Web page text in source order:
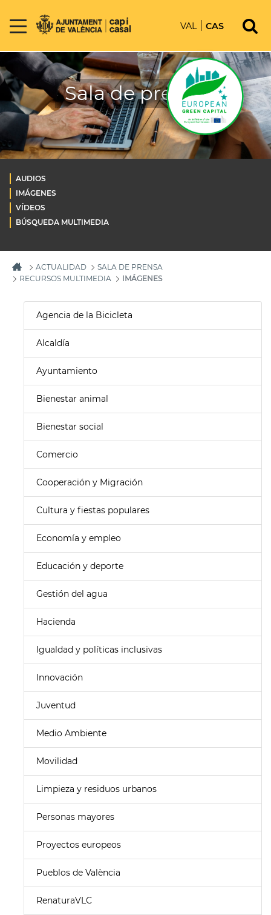
VAL CAS
Sala de prensa
AUDIOS
IMÁGENES
VÍDEOS
BÚSQUEDA MULTIMEDIA
ACTUALIDAD
SALA DE PRENSA
RECURSOS MULTIMEDIA
IMÁGENES
Agencia de la Bicicleta
Alcaldía
Ayuntamiento
Bienestar animal
Bienestar social
Comercio
Cooperación y Migración
Cultura y fiestas populares
Economía y empleo
Educación y deporte
Gestión del agua
Hacienda
Igualdad y políticas inclusivas
Innovación
Juventud
Medio Ambiente
Movilidad
Limpieza y residuos urbanos
Personas mayores
Proyectos europeos
Pueblos de València
RenaturaVLC